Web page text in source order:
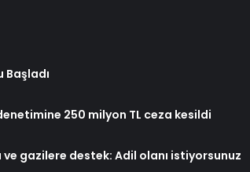
Başladı
250 milyon TL ceza kesildi
ve gazilere destek: Adil olanı istiyorsunuz